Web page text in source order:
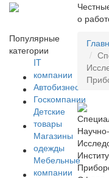
о
Популярные
категории
IT
компании
Автобизнес
Госкомпании
Детские
товары
Магазины
одежды
Мебельные
компании